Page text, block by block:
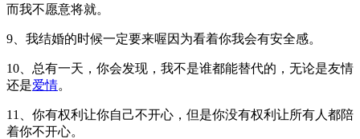
而我不愿意将就。
9、我结婚的时候一定要来喔因为看着你我会有安全感。
10、总有一天，你会发现，我不是谁都能替代的，无论是友情
还是爱情。
11、你有权利让你自己不开心，但是你没有权利让所有人都陪
着你不开心。